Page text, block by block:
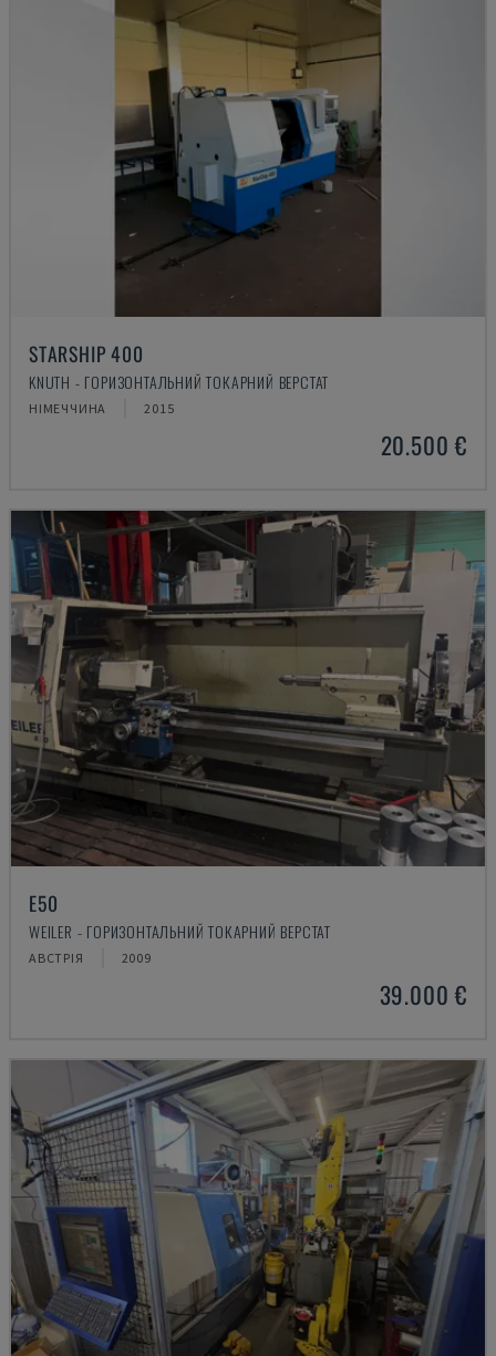
STARSHIP 400
KNUTH - ГОРИЗОНТАЛЬНИЙ ТОКАРНИЙ ВЕРСТАТ
НІМЕЧЧИНА 2015
20.500 €
E50
WEILER - ГОРИЗОНТАЛЬНИЙ ТОКАРНИЙ ВЕРСТАТ
АВСТРІЯ 2009
39.000 €